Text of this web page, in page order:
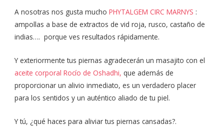
A nosotras nos gusta muchoPHYTALGEM CIRC MARNYS :
ampollas a base de extractos de vid roja, rusco, castaño de
indias…. porque ves resultados rápidamente.
Y exteriormente tus piernas agradecerán un masajito con el
aceite corporal Rocío de Oshadhi, que además de
proporcionar un alivio inmediato, es un verdadero placer
para los sentidos y un auténtico aliado de tu piel.
Y tú, ¿qué haces para aliviar tus piernas cansadas?.